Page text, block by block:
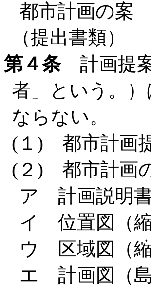
都市計画の案
（提出書類）
第４条計画提案
者」という。
ならない。
(１) 都市計画
(２) 都市計画
ア 計画説明
イ 位置図（縮
ウ 区域図（
エ 計画図（